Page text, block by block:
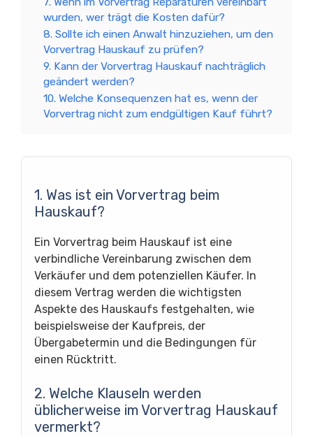
wurden, wer trägt die Kosten dafür?
8. Sollte ich einen Anwalt hinzuziehen, um den
Vorvertrag Hauskauf zu prüfen?
9. Kann der Vorvertrag Hauskauf nachträglich
geändert werden?
10. Welche Konsequenzen hat es, wenn der
Vorvertrag nicht zum endgültigen Kauf führt?
1. Was ist ein Vorvertrag beim
Hauskauf?
Ein Vorvertrag beim Hauskauf ist eine
verbindliche Vereinbarung zwischen dem
Verkäufer und dem potenziellen Käufer. In
diesem Vertrag werden die wichtigsten
Aspekte des Hauskaufs festgehalten, wie
beispielsweise der Kaufpreis, der
Übergabetermin und die Bedingungen für
einen Rücktritt.
2. Welche Klauseln werden
üblicherweise im Vorvertrag Hauskauf
vermerkt?